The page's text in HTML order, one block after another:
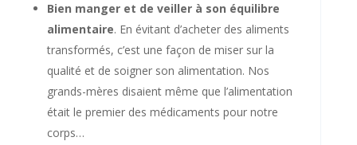
Bien manger et de veiller à son équilibre
alimentaire. En évitant d’acheter des aliments
transformés, c’est une façon de miser sur la
qualité et de soigner son alimentation. Nos
grands-mères disaient même que l’alimentation
était le premier des médicaments pour notre
corps…